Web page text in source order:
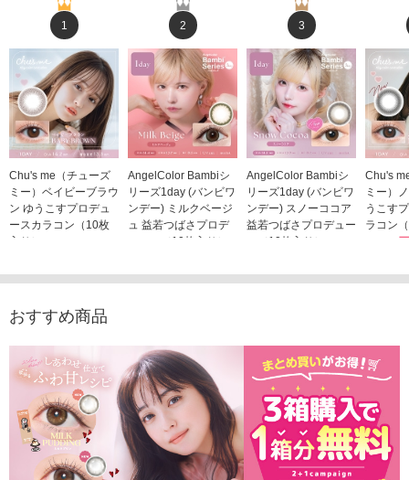
1
Chu's me（チューズ
ミー）ベイビーブラウ
ン ゆうこすプロデュ
ースカラコン（10枚
入り）
2
AngelColor Bambiシ
リーズ1day (バンビワ
ンデー) ミルクベージ
ュ 益若つばさプロデ
ュース（10枚入り）
3
AngelColor Bambiシ
リーズ1day (バンビワ
ンデー) スノーココア
益若つばさプロデュー
ス（10枚入り）
Chu's
ミー）
うこす
ラコン
1,705
おすすめ商品